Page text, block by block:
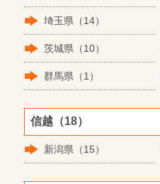
埼玉県（14）
茨城県（10）
群馬県（1）
信越（18）
新潟県（15）